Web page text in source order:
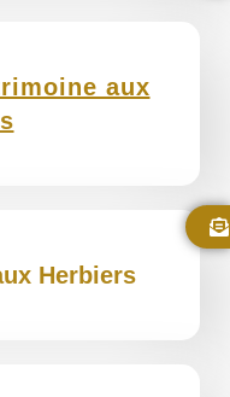
aux
Herbiers